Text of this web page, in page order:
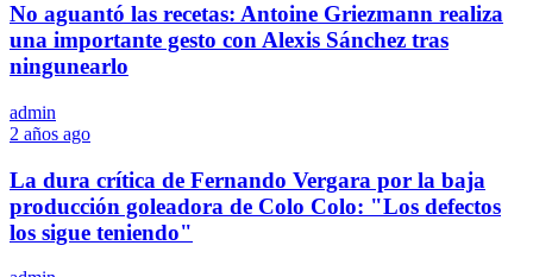
No aguantó las recetas: Antoine Griezmann realiza
una importante gesto con Alexis Sánchez tras
ningunearlo
admin
2 años ago
La dura crítica de Fernando Vergara por la baja
producción goleadora de Colo Colo: "Los defectos
los sigue teniendo"